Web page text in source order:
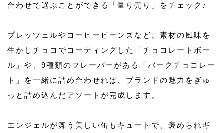
合わせで選ぶことができる「量り売り」をチェック♪
プレッツェルやコーヒービーンズなど、素材の風味を
生かしチョコでコーティングした「チョコレートボー
ル」や、9種類のフレーバーがある「バークチョコレー
ト」を一緒に詰め合わせれば、ブランドの魅力をぎゅ
っと詰め込んだアソートが完成します。
エンジェルが舞う美しい缶もキュートで、褒められギ